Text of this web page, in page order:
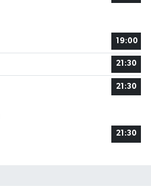
19:00
21:30
21:30
21:30